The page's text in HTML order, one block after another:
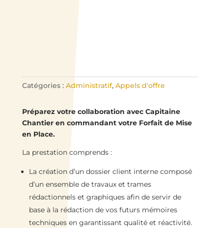
Catégories : Administratif, Appels d'offre
Préparez votre collaboration avec Capitaine
Chantier en commandant votre Forfait de Mise
en Place.
La prestation comprends :
La création d’un dossier client interne composé
d’un ensemble de travaux et trames
rédactionnels et graphiques afin de servir de
base à la rédaction de vos futurs mémoires
techniques en garantissant qualité et réactivité.